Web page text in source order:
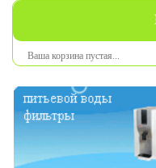
Ваша корзина пустая...